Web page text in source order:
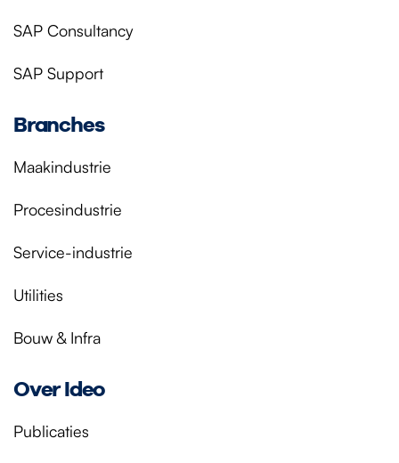
SAP Consultancy
SAP Support
Branches
Maakindustrie
Procesindustrie
Service-industrie
Utilities
Bouw & Infra
Over Ideo
Publicaties